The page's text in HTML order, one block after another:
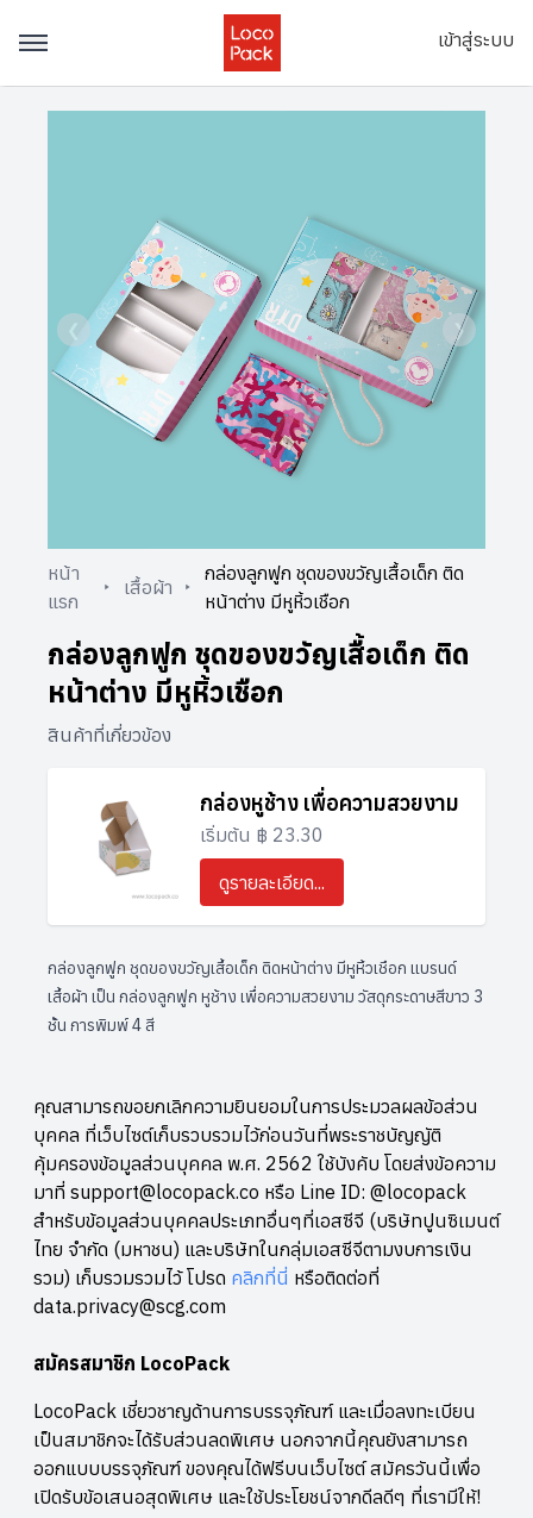
เข้าสู่ระบบ
❯
หน้า
แรก
เสื้อผ้า
กล่องลูกฟูก ชุดของขวัญเสื้อเด็ก ติด
หน้าต่าง มีหูหิ้วเชือก
กล่องลูกฟูก ชุดของขวัญเสื้อเด็ก ติด
หน้าต่าง มีหูหิ้วเชือก
สินค้าที่เกี่ยวข้อง
กล่องหูช้าง เพื่อความสวยงาม
เริ่มต้น ฿ 23.30
ดูรายละเอียด...
กล่องลูกฟูก ชุดของขวัญเสื้อเด็ก ติดหน้าต่าง มีหูหิ้วเชือก แบรนด์
เสื้อผ้า เป็น กล่องลูกฟูก หูช้าง เพื่อความสวยงาม วัสดุกระดาษสีขาว 3
ชั้น การพิมพ์ 4 สี
คุณสามารถขอยกเลิกความยินยอมในการประมวลผลข้อส่วน
บุคคล ที่เว็บไซต์เก็บรวบรวมไว้ก่อนวันที่พระราชบัญญัติ
คุ้มครองข้อมูลส่วนบุคคล พ.ศ. 2562 ใช้บังคับ โดยส่งข้อความ
มาที่ support@locopack.co หรือ Line ID: @locopack
สำหรับข้อมูลส่วนบุคคลประเภทอื่นๆที่เอสซีจี (บริษัทปูนซิเมนต์
ไทย จำกัด (มหาชน) และบริษัทในกลุ่มเอสซีจีตามงบการเงิน
รวม) เก็บรวมรวมไว้ โปรด คลิกที่นี่ หรือติดต่อที่
data.privacy@scg.com
สมัครสมาชิก LocoPack
LocoPack เชี่ยวชาญด้านการบรรจุภัณฑ์ และเมื่อลงทะเบียน
เป็นสมาชิกจะได้รับส่วนลดพิเศษ นอกจากนี้คุณยังสามารถ
ออกแบบบรรจุภัณฑ์ ของคุณได้ฟรีบนเว็บไซต์ สมัครวันนี้เพื่อ
เปิดรับข้อเสนอสุดพิเศษ และใช้ประโยชน์จากดีลดีๆ ที่เรามีให้!